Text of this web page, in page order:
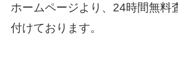
ホームページより、24時間無料
付けております。